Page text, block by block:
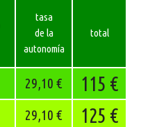
tasa
de la
autonomía
total
29,10 € 115 €
29,10 € 125 €